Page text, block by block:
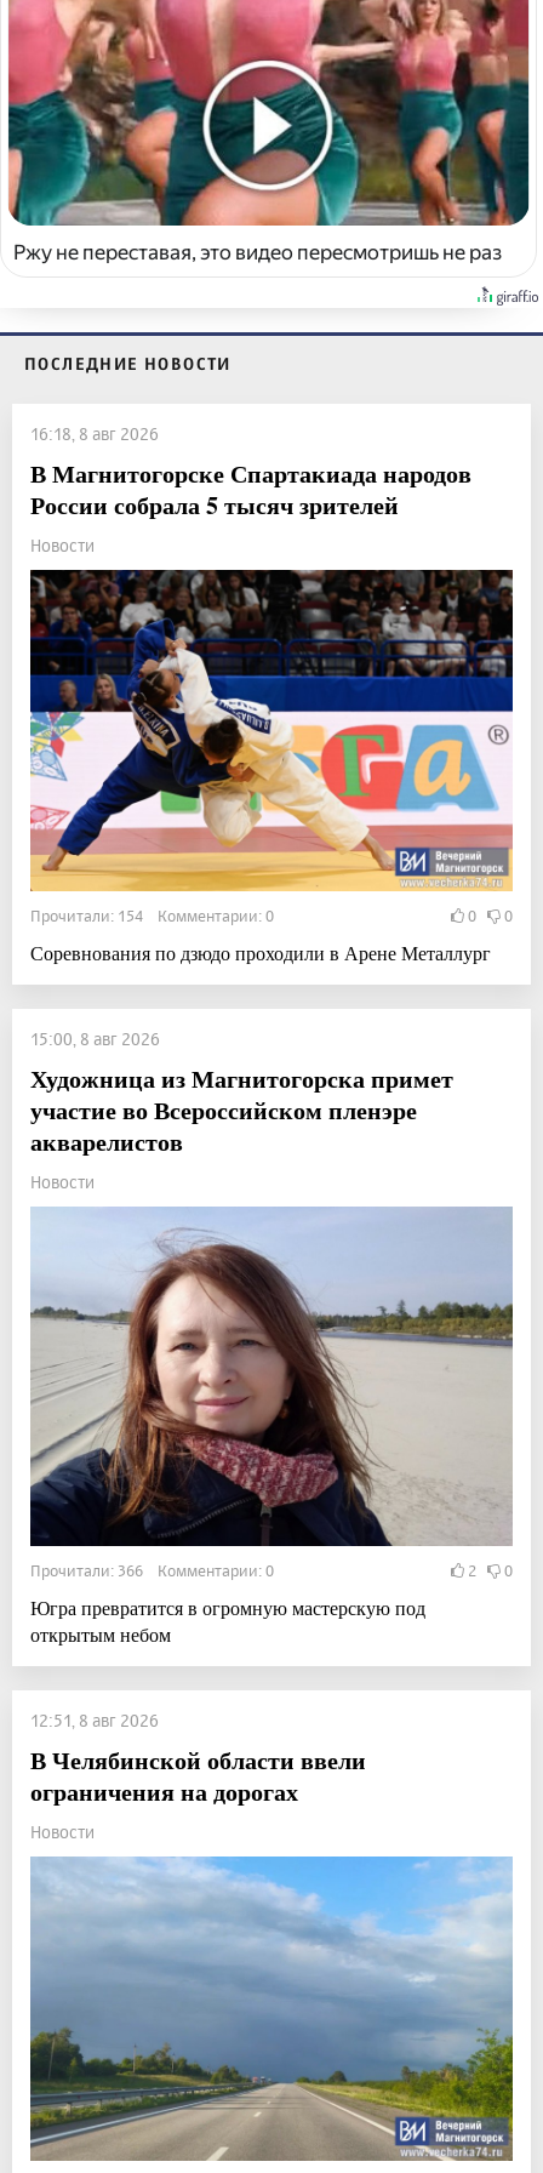
Ржу не переставая, это видео пересмотришь не раз
ПОСЛЕДНИЕ НОВОСТИ
16:18, 8 авг 2026
В Магнитогорске Спартакиада народов
России собрала 5 тысяч зрителей
Новости
Прочитали: 154 Комментарии: 0 0 0
Соревнования по дзюдо проходили в Арене Металлург
15:00, 8 авг 2026
Художница из Магнитогорска примет
участие во Всероссийском пленэре
акварелистов
Новости
Прочитали: 366 Комментарии: 0 2 0
Югра превратится в огромную мастерскую под
открытым небом
12:51, 8 авг 2026
В Челябинской области ввели
ограничения на дорогах
Новости